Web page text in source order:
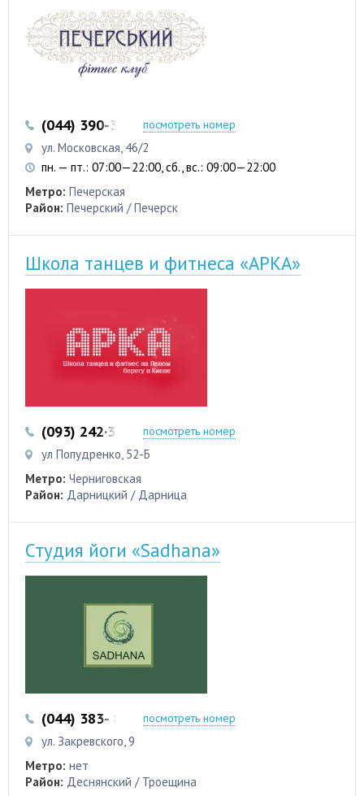
(044) 390-35-50посмотреть номер
ул. Московская, 46/2
пн. — пт.: 07:00—22:00, сб., вс.: 09:00—22:00
Метро: Печерская
Район: Печерский / Печерск
Школа танцев и фитнеса «АРКА»
(093) 242·35·08 (096) 764-15-76
посмотреть номер
ул Попудренко, 52-Б
Метро: Черниговская
Район: Дарницкий / Дарница
Студия йоги «Sadhana»
(044) 383- 84-01 (093) 700-55-95
посмотреть номер
ул. Закревского, 9
Метро: нет
Район: Деснянский / Троещина